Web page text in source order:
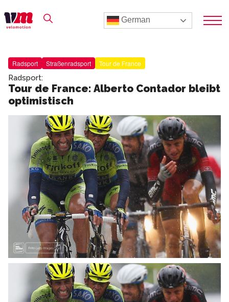
German
Radsport Straßenradsport Tour de France
Radsport:
Tour de France: Alberto Contador bleibt
optimistisch